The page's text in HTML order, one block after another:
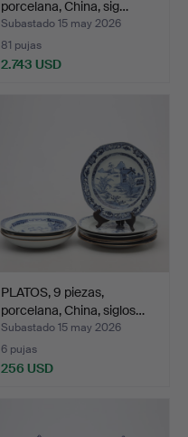
porcelana, China, sig…
Subastado 15 may 2026
81 pujas
2.743 USD
PLATOS, 9 piezas,
porcelana, China, siglos…
Subastado 15 may 2026
6 pujas
256 USD